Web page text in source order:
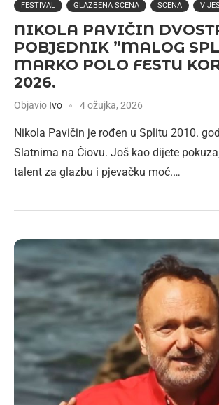
FESTIVAL GLAZBENA SCENA SCENA
NIKOLA PAVIČIN
POBJEDNIK ”MALOG
MARKO POLO FESTU
2026.
Objavio Ivo 4 ožujka, 2026
Nikola Pavičin je rođen u Splitu 2010.
Slatnima na Čiovu. Još kao dijete
talent za glazbu i pjevačku moć.…